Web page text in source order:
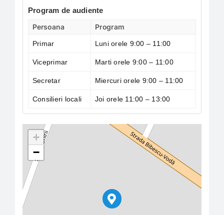
Program de audiente
Persoana
Program
Primar Luni orele 9:00 – 11:00
Viceprimar Marti orele 9:00 – 11:00
Secretar Miercuri orele 9:00 – 11:00
Consilieri locali Joi orele 11:00 – 13:00
+
−